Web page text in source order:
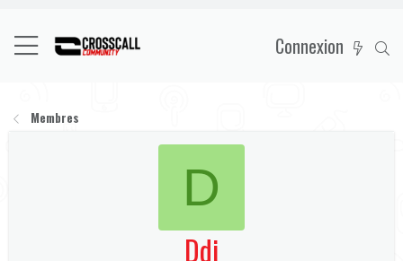
Connexion
Membres
D
Ddi